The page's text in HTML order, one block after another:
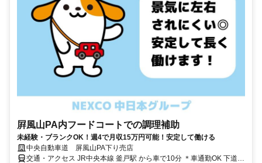
屛風山PA内フードコートでの調理補助
未経験・ブランクOK！週4で月収15万円可能！安定して働ける
中央自動車道 屏風山PA下り売店
交通・アクセス JR中央本線 釜戸駅 から車で10分 ＊車通勤OK 下道か